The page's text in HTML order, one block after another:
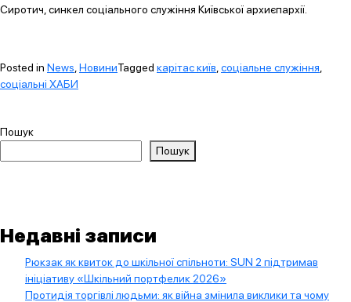
Сиротич, синкел соціального служіння Київської архиєпархії.
Posted in News НовиниTagged карітас київ соціальне служіння
соціальні ХАБИ
Пошук
Пошук
Недавні записи
Рюкзак як квиток до шкільної спільноти: SUN 2 підтримав
ініціативу «Шкільний портфелик 2026»
Протидія торгівлі людьми: як війна змінила виклики та чому